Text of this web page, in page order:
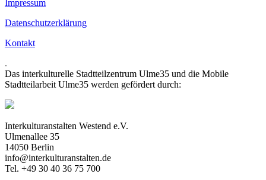
Impressum
Datenschutzerklärung
Kontakt
.
Das interkulturelle Stadtteilzentrum Ulme35 und die Mobile
Stadtteilarbeit Ulme35 werden gefördert durch:
Interkulturanstalten Westend e.V.
Ulmenallee 35
14050 Berlin
info@interkulturanstalten.de
Tel. +49 30 40 36 75 700